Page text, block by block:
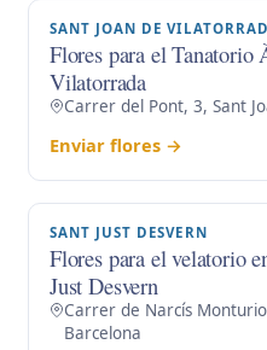
SANT JOAN DE
Flores para el Tanatorio
Vilatorrada
Carrer del Pont, 3, Sant
Enviar flores →
SANT JUST DESVERN
Flores para el velatorio
Just Desvern
Carrer de Narcís
Barcelona